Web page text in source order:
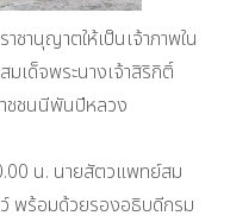
ชานุญาตให้เป็นเจ้าภาพใน
เด็จพระนางเจ้าสิริกิติ์
ชชนนีพันปีหลวง
น. นายสัตวแพทย์สม
พร้อมด้วยรองอธิบดีกรม